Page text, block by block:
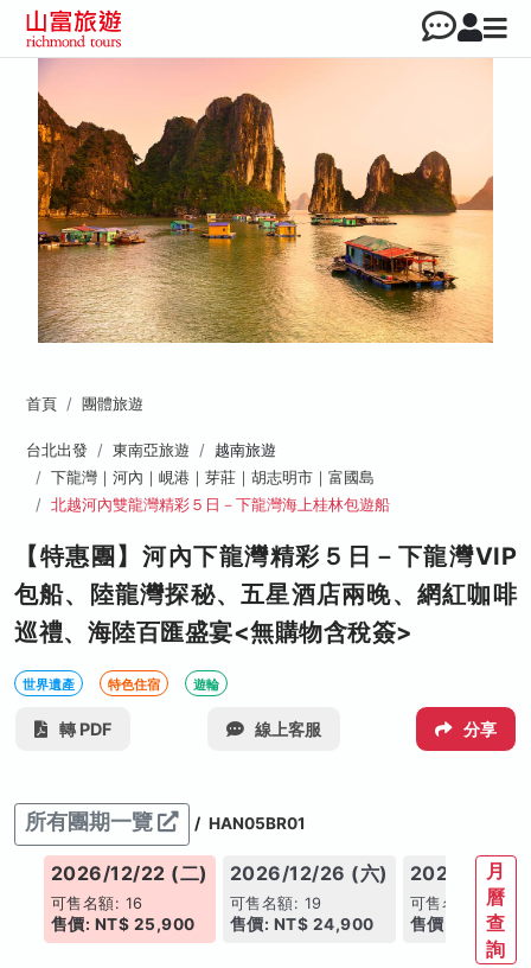
首頁 團體旅遊
台北出發 東南亞旅遊
越南旅遊
下龍灣｜河內｜峴港｜芽莊｜胡志明市｜富國島
北越河內雙龍灣精彩５日－下龍灣海上桂林包遊船
【特惠團】河內下龍灣精彩５日－下龍灣VIP
包船、陸龍灣探秘、五星酒店兩晚、網紅咖啡
巡禮、海陸百匯盛宴<無購物含稅簽>
世界遺產 特色住宿 遊輪
轉 PDF 線上客服 分享
所有團期一覽 / HAN05BR01
2026/12/22 (二)
可售名額: 16
售價: NT$ 25,900
2026/12/26 (六)
可售名額: 19
售價: NT$ 24,900
2027/01/09
可售名額: 19
售價: NT$
月
曆
查
詢